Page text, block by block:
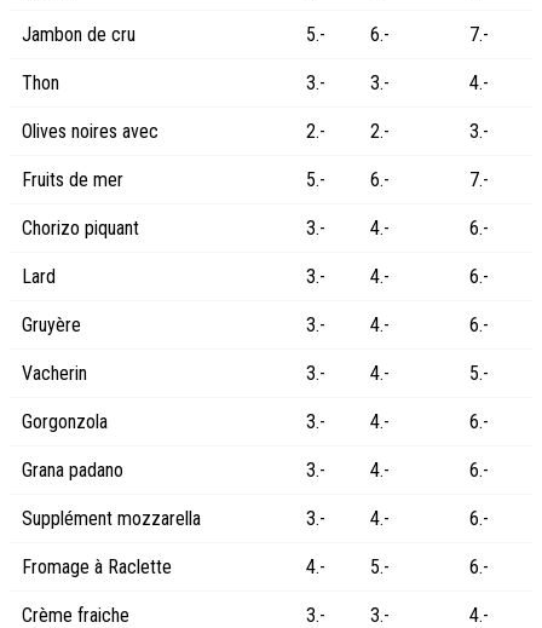
Jambon de cru 5.- 6.- 7.-
Thon 3.- 3.- 4.-
Olives noires avec 2.- 2.- 3.-
Fruits de mer 5.- 6.- 7.-
Chorizo piquant 3.- 4.- 6.-
Lard 3.- 4.- 6.-
Gruyère 3.- 4.- 6.-
Vacherin 3.- 4.- 5.-
Gorgonzola 3.- 4.- 6.-
Grana padano 3.- 4.- 6.-
Supplément mozzarella 3.- 4.- 6.-
Fromage à Raclette 4.- 5.- 6.-
Crème fraiche 3.- 3.- 4.-